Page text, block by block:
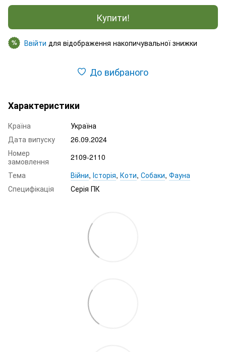
Купити!
% Ввійти для відображення накопичувальної знижки
До вибраного
Характеристики
Країна
Україна
Дата випуску
26.09.2024
Номер
замовлення
2109-2110
Тема
Війни, Історія, Коти, Собаки, Фауна
Специфікація
Серія ПК